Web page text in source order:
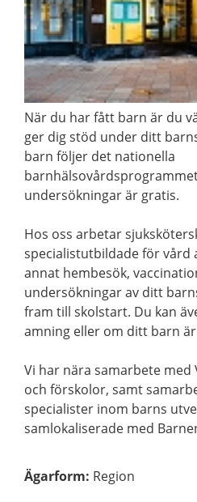
När du har fått barn är du
ger dig stöd under ditt
barn följer det nationella
undersökningar är gratis.
Hos oss arbetar
specialistutbildade för vård
annat hembesök,
undersökningar av ditt
fram till skolstart. Du kan
amning eller om ditt barn
Vi har nära samarbete med
och förskolor, samt
specialister inom barns
samlokaliserade med
Ägarform: Region